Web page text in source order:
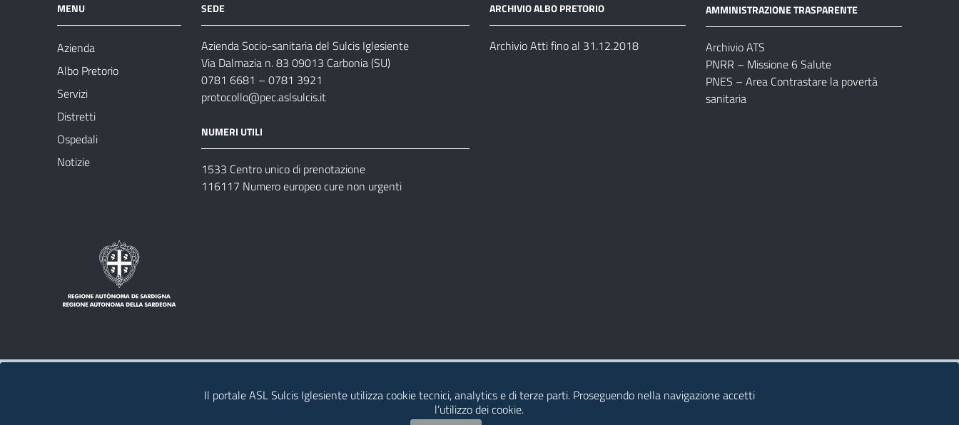
MENU
Azienda
Albo Pretorio
Servizi
Distretti
Ospedali
Notizie
SEDE
Azienda Socio-sanitaria del Sulcis Iglesiente
Via Dalmazia n. 83 09013 Carbonia (SU)
0781 6681 – 0781 3921
protocollo@pec.aslsulcis.it
NUMERI UTILI
1533 Centro unico di prenotazione
116117 Numero europeo cure non urgenti
ARCHIVIO ALBO PRETORIO
Archivio Atti fino al 31.12.2018
AMMINISTRAZIONE TRASPARENTE
Archivio ATS
PNRR – Missione 6 Salute
PNES – Area Contrastare la povertà
sanitaria
Il portale ASL Sulcis Iglesiente utilizza cookie tecnici, analytics e di terze parti. Proseguendo nella navigazione accetti
l’utilizzo dei cookie.